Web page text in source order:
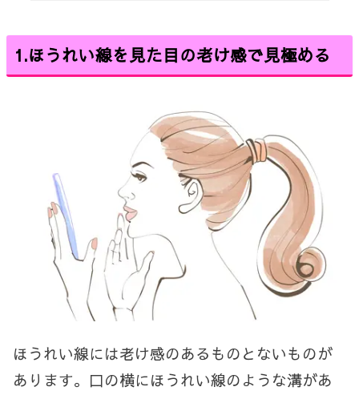
1.ほうれい線を見た目の老け感で見極める
ほうれい線には老け感のあるものとないものが
あります。口の横にほうれい線のような溝があ